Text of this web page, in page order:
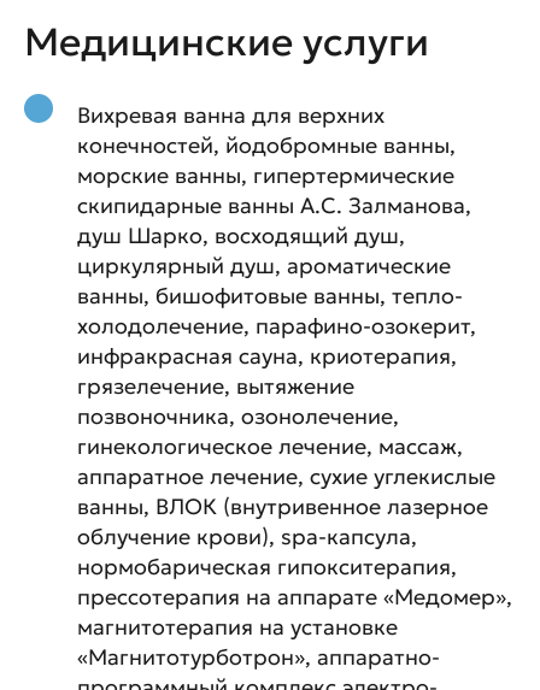
Медицинские услуги
Вихревая ванна для верхних
конечностей, йодобромные ванны,
морские ванны, гипертермические
скипидарные ванны А.С. Залманова,
душ Шарко, восходящий душ,
циркулярный душ, ароматические
ванны, бишофитовые ванны, тепло-
холодолечение, парафино-озокерит,
инфракрасная сауна, криотерапия,
грязелечение, вытяжение
позвоночника, озонолечение,
гинекологическое лечение, массаж,
аппаратное лечение, сухие углекислые
ванны, ВЛОК (внутривенное лазерное
облучение крови), spa-капсула,
нормобарическая гипокситерапия,
прессотерапия на аппарате «Медомер»,
магнитотерапия на установке
«Магнитотурботрон», аппаратно-